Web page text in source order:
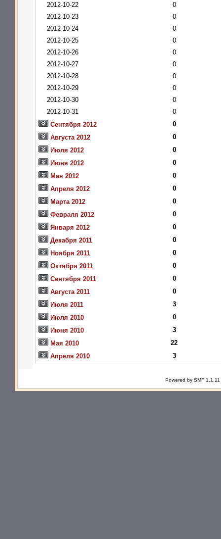
2012-10-22
0
2012-10-23
0
2012-10-24
0
2012-10-25
0
2012-10-26
0
2012-10-27
0
2012-10-28
0
2012-10-29
0
2012-10-30
0
2012-10-31
0
Сентября 2012
0
Августа 2012
0
Июля 2012
0
Июня 2012
0
Мая 2012
0
Апреля 2012
0
Марта 2012
0
Февраля 2012
0
Января 2012
0
Декабря 2011
0
Ноября 2011
0
Октября 2011
0
Сентября 2011
0
Августа 2011
0
Июля 2011
3
Июля 2010
0
Июня 2010
3
Мая 2010
22
Апреля 2010
3
Powered by SMF 1.1.11